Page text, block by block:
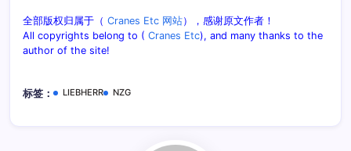
全部版权归属于（ Cranes Etc 网站），感谢原文作者！
All copyrights belong to ( Cranes Etc), and many thanks to the
author of the site!
标签： LIEBHERR NZG